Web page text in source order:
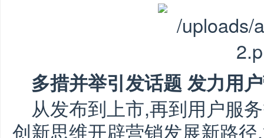
多措并举引发话题 发力用
从发布到上市,再到用户服
创新思维开辟营销发展新路